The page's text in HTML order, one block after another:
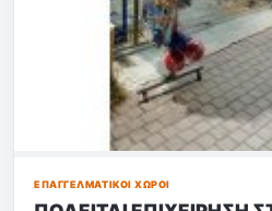
ΕΠΑΓΓΕΛΜΑΤΙΚΟΊ ΧΏΡΟΙ